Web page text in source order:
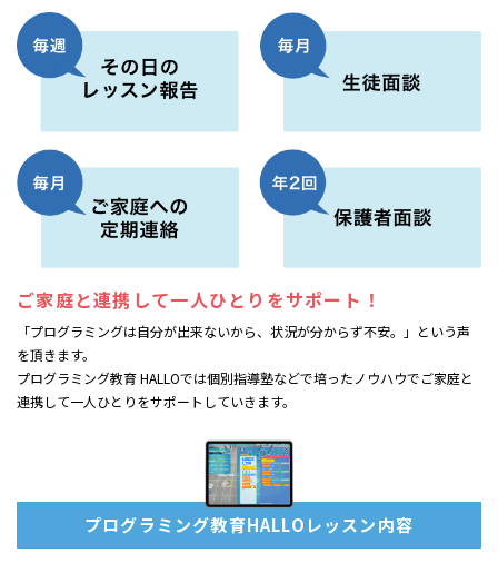
ご家庭と連携して一人ひとりをサポート！
「プログラミングは自分が出来ないから、状況が分からず不安。」という声
を頂きます。
プログラミング教育 HALLOでは個別指導塾などで培ったノウハウでご家庭と
連携して一人ひとりをサポートしていきます。
プログラミング教育HALLOレッスン内容